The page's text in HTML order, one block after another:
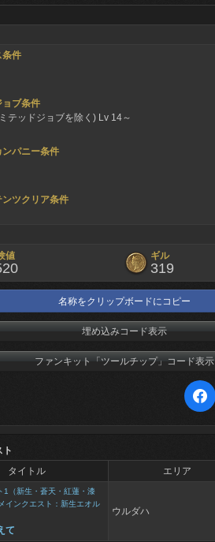
条件
ョブ条件
テッドジョブを除く) Lv 14～
ンパニー条件
ツクリア条件
値
ギル
319
名称をクリップボードにコピー
埋め込みコード表示
ファンキット「ツールチップ」コード表示
ト
タイトル
エリア
1（新生・蒼天・紅蓮・漆
メインクエスト：新生エオル
て
ウルダハ